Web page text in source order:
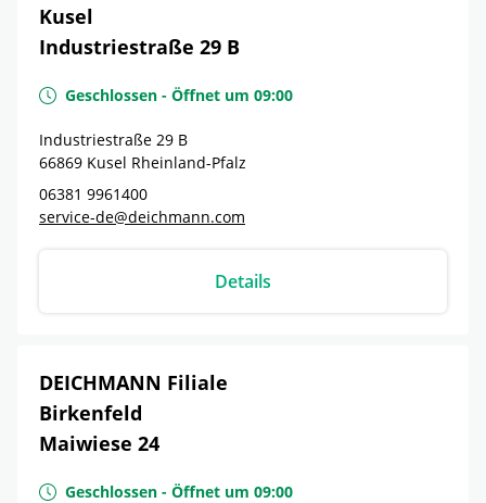
Kusel
Industriestraße 29 B
Geschlossen - Öffnet um 09:00
Industriestraße 29 B
66869 Kusel Rheinland-Pfalz
06381 9961400
service-de@deichmann.com
Details
DEICHMANN Filiale
Birkenfeld
Maiwiese 24
Geschlossen - Öffnet um 09:00